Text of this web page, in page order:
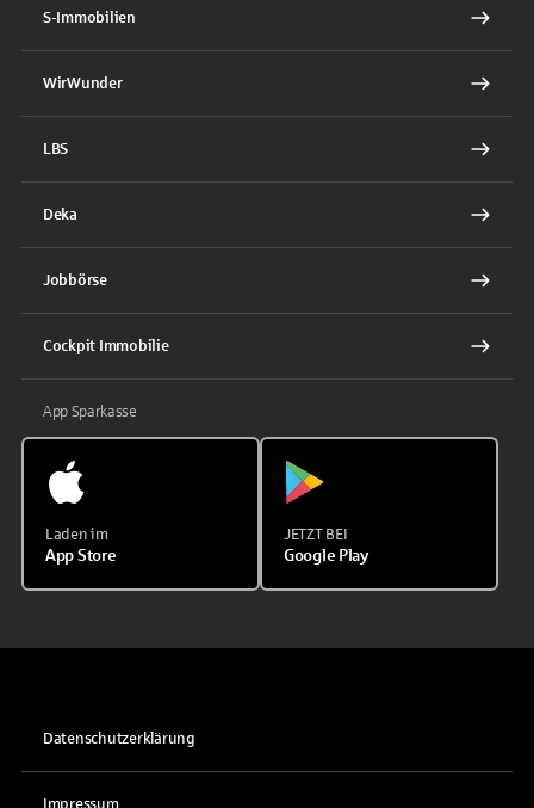
S-Immobilien
WirWunder
LBS
Deka
Jobbörse
Cockpit Immobilie
App Sparkasse
Laden im
App Store
JETZT BEI
Google Play
Datenschutzerklärung
Impressum